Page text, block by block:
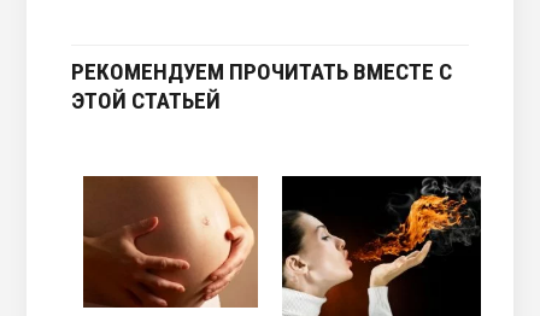
РЕКОМЕНДУЕМ ПРОЧИТАТЬ ВМЕСТЕ С
ЭТОЙ СТАТЬЕЙ